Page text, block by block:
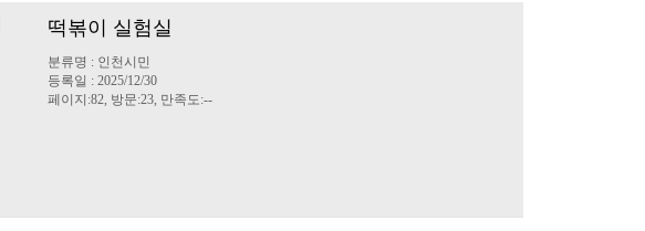
떡볶이 실험실
분류명 : 인천시민
등록일 : 2025/12/30
페이지:82, 방문:23, 만족도:--